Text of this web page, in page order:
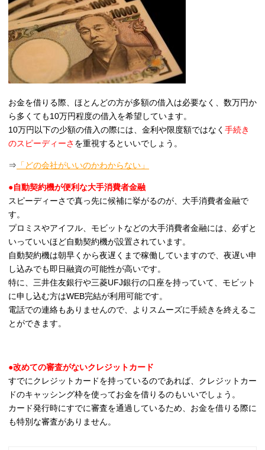
お金を借りる際、ほとんどの方が多額の借入は必要なく、数万円か
ら多くても10万円程度の借入を希望しています。
10万円以下の少額の借入の際には、金利や限度額ではなく 手続き
のスピーディーさ を重視するといいでしょう。
⇒ 「どの会社がいいのかわからない」
●自動契約機が便利な大手消費者金融
スピーディーさで真っ先に候補に挙がるのが、大手消費者金融で
す。
プロミスやアイフル、モビットなどの大手消費者金融には、必ずと
いっていいほど自動契約機が設置されています。
自動契約機は朝早くから夜遅くまで稼働していますので、夜遅い申
し込みでも即日融資の可能性が高いです。
特に、三井住友銀行や三菱UFJ銀行の口座を持っていて、モビット
に申し込む方はWEB完結が利用可能です。
電話での連絡もありませんので、よりスムーズに手続きを終えるこ
とができます。
●改めての審査がないクレジットカード
すでにクレジットカードを持っているのであれば、クレジットカー
ドのキャッシング枠を使ってお金を借りるのもいいでしょう。
カード発行時にすでに審査を通過しているため、お金を借りる際に
も特別な審査がありません。